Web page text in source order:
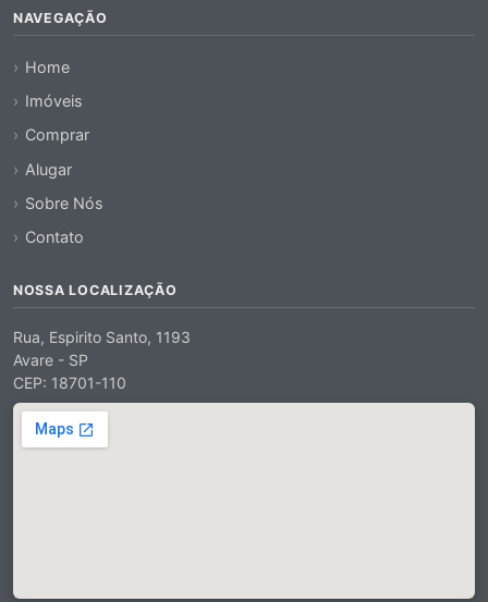
NAVEGAÇÃO
Home
Imóveis
Comprar
Alugar
Sobre Nós
Contato
NOSSA LOCALIZAÇÃO
Rua, Espirito Santo, 1193
Avare - SP
CEP: 18701-110